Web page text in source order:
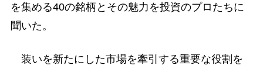
を集める40の銘柄とその魅力を投資のプロたちに
聞いた。
装いを新たにした市場を牽引する重要な役割を